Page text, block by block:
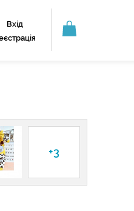
Вхід
+3